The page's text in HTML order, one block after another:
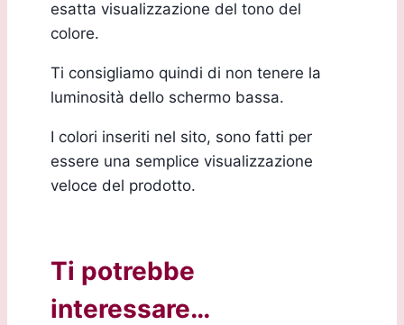
esatta visualizzazione del tono del
colore.
Ti consigliamo quindi di non tenere la
luminosità dello schermo bassa.
I colori inseriti nel sito, sono fatti per
essere una semplice visualizzazione
veloce del prodotto.
Ti potrebbe
interessare…